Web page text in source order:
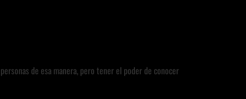
de esa manera, pero tener el poder de conocer